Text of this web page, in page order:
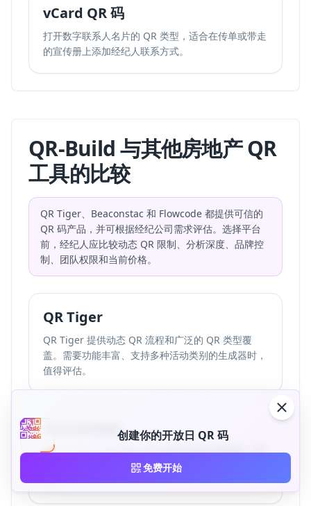
vCard QR 码
打开数字联系人名片的 QR 类型，适合在传单或带走
的宣传册上添加经纪人联系方式。
QR-Build 与其他房地产 QR
工具的比较
QR Tiger、Beaconstac 和 Flowcode 都提供可信的
QR 码产品，并可根据经纪公司需求评估。选择平台
前，经纪人应比较动态 QR 限制、分析深度、品牌控
制、团队权限和当前价格。
QR Tiger
QR Tiger 提供动态 QR 流程和广泛的 QR 类型覆
盖。需要功能丰富、支持多种活动类别的生成器时，
值得评估。
Beaconstac
Beaconstac 以企业级 QR 管理和深度分析著称。需
要企业控制、SSO 或治理的经纪公司应将其纳入评
估。
创建你的开放日 QR 码
免费开始